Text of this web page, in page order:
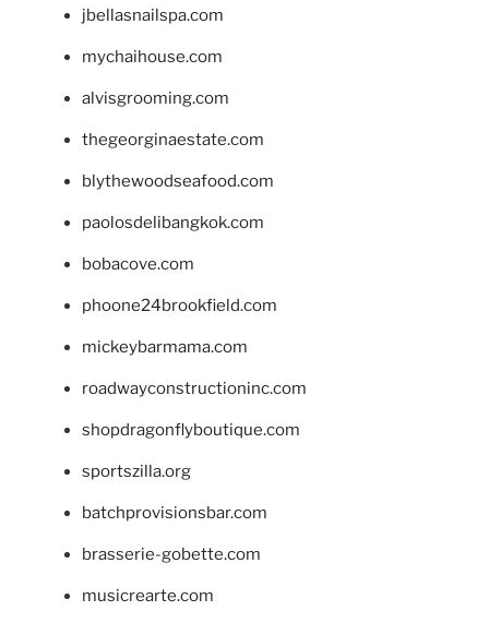
jbellasnailspa.com
mychaihouse.com
alvisgrooming.com
thegeorginaestate.com
blythewoodseafood.com
paolosdelibangkok.com
bobacove.com
phoone24brookfield.com
mickeybarmama.com
roadwayconstructioninc.com
shopdragonflyboutique.com
sportszilla.org
batchprovisionsbar.com
brasserie-gobette.com
musicrearte.com